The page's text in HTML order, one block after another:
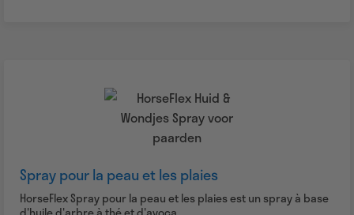
Spray pour la peau et les plaies
HorseFlex Spray pour la peau et les plaies est un spray à base